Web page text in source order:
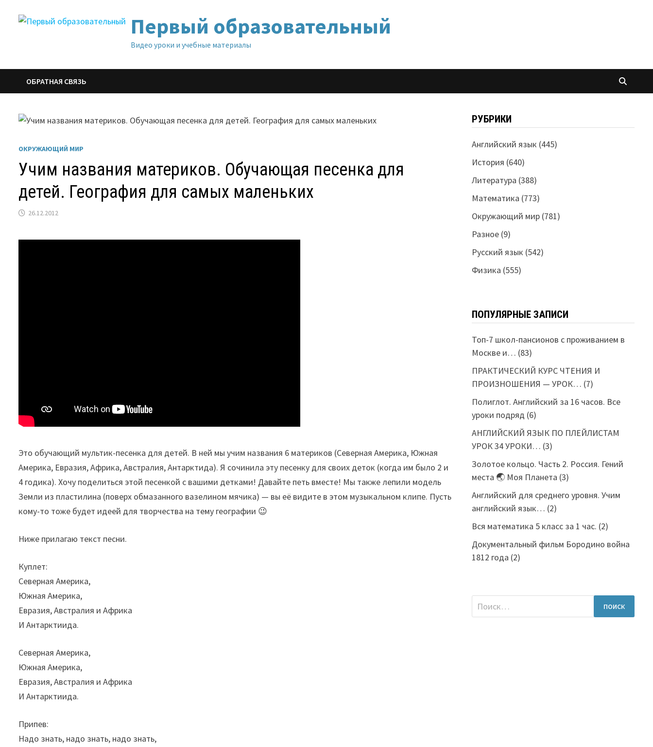
Первый образовательный
Видео уроки и учебные материалы
ОБРАТНАЯ СВЯЗЬ
ОКРУЖАЮЩИЙ МИР
Учим названия материков. Обучающая песенка для
детей. География для самых маленьких
26.12.2012
Это обучающий мультик-песенка для детей. В ней мы учим названия 6 материков (Северная Америка, Южная
Америка, Евразия, Африка, Австралия, Антарктида). Я сочинила эту песенку для своих деток (когда им было 2 и
4 годика). Хочу поделиться этой песенкой с вашими детками! Давайте петь вместе! Мы также лепили модель
Земли из пластилина (поверх обмазанного вазелином мячика) — вы её видите в этом музыкальном клипе. Пусть
кому-то тоже будет идеей для творчества на тему географии 😉
Ниже прилагаю текст песни.
Куплет:
Северная Америка,
Южная Америка,
Евразия, Австралия и Африка
И Антарктиида.
Северная Америка,
Южная Америка,
Евразия, Австралия и Африка
И Антарктиида.
Припев:
Надо знать, надо знать, надо знать,
РУБРИКИ
Английский язык (445)
История (640)
Литература (388)
Математика (773)
Окружающий мир(781)
Разное(9)
Русский язык (542)
Физика (555)
ПОПУЛЯРНЫЕ ЗАПИСИ
Топ-7 школ-пансионов с проживанием в
Москве и… (83)
ПРАКТИЧЕСКИЙ КУРС ЧТЕНИЯ И
ПРОИЗНОШЕНИЯ — УРОК… (7)
Полиглот. Английский за 16 часов. Все
уроки подряд (6)
АНГЛИЙСКИЙ ЯЗЫК ПО ПЛЕЙЛИСТАМ
УРОК 34 УРОКИ… (3)
Золотое кольцо. Часть 2. Россия. Гений
места 🌏 Моя Планета (3)
Английский для среднего уровня. Учим
английский язык… (2)
Вся математика 5 класс за 1 час. (2)
Документальный фильм Бородино война
1812 года (2)
Найти: